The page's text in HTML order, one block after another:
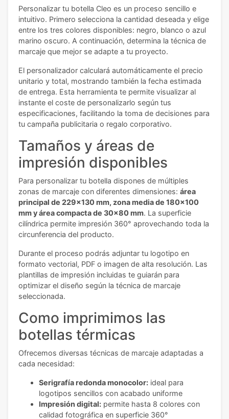
Personalizar tu botella Cleo es un proceso sencillo e
intuitivo. Primero selecciona la cantidad deseada y elige
entre los tres colores disponibles: negro, blanco o azul
marino oscuro. A continuación, determina la técnica de
marcaje que mejor se adapte a tu proyecto.
El personalizador calculará automáticamente el precio
unitario y total, mostrando también la fecha estimada
de entrega. Esta herramienta te permite visualizar al
instante el coste de personalizarlo según tus
especificaciones, facilitando la toma de decisiones para
tu campaña publicitaria o regalo corporativo.
Tamaños y áreas de
impresión disponibles
Para personalizar tu botella dispones de múltiples
zonas de marcaje con diferentes dimensiones: área
principal de 229x130 mm, zona media de 180x100
mm y área compacta de 30x80 mm. La superficie
cilíndrica permite impresión 360° aprovechando toda la
circunferencia del producto.
Durante el proceso podrás adjuntar tu logotipo en
formato vectorial, PDF o imagen de alta resolución. Las
plantillas de impresión incluidas te guiarán para
optimizar el diseño según la técnica de marcaje
seleccionada.
Como imprimimos las
botellas térmicas
Ofrecemos diversas técnicas de marcaje adaptadas a
cada necesidad:
Serigrafía redonda monocolor: ideal para
logotipos sencillos con acabado uniforme
Impresión digital: permite hasta 8 colores con
calidad fotográfica en superficie 360°